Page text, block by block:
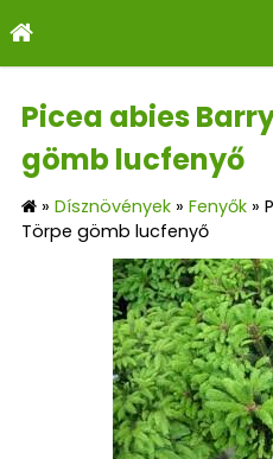
Picea abies
gömb lucfenyő
» Dísznövények » Fenyők »
Törpe gömb lucfenyő